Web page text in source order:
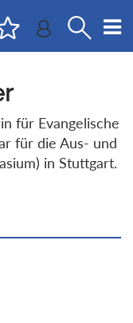
für Evangelische
für die Aus- und
in Stuttgart.